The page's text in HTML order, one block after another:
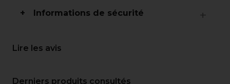
Informations de sécurité
Lire les avis
Derniers produits consultés